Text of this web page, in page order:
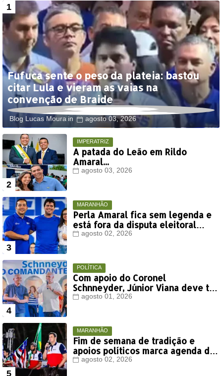
Fufuca sente o peso da plateia: bastou
citar Lula e vieram as vaias na
convenção de Braide
Blog Lucas Moura agosto 03, 2026
IMPERATRIZ
A patada do Leão em Rildo
Amaral...
agosto 03, 2026
MARANHÃO
Perla Amaral fica sem legenda e
está fora da disputa eleitoral
deste ano
agosto 02, 2026
POLÍTICA
Com apoio do Coronel
Schnneyder, Júnior Viana deve ter
votação expressiva em Timon
agosto 01, 2026
MARANHÃO
Fim de semana de tradição e
apoios políticos marca agenda de
Orleans Brandão em Colinas
agosto 02, 2026